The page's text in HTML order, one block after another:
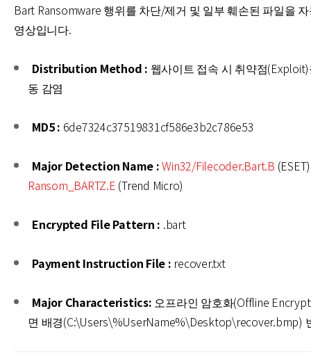
Bart Ransomware 행위를 차단/제거 및 일부 훼손된 파일을
영상입니다.
Distribution Method : 웹사이트 접속 시 취약점
동 감염
MD5 : 6de7324c37519831cf586e3b2c786e53
Major Detection Name :Win32/Filecoder.Bart.B
Ransom_BARTZ.E (Trend Micro)
Encrypted File Pattern : .bart
Payment Instruction File : recover.txt
Major Characteristics: 오프라인 암호화(Offline
면 배경(C:\Users\%UserName%\Desktop\recover.bmp)